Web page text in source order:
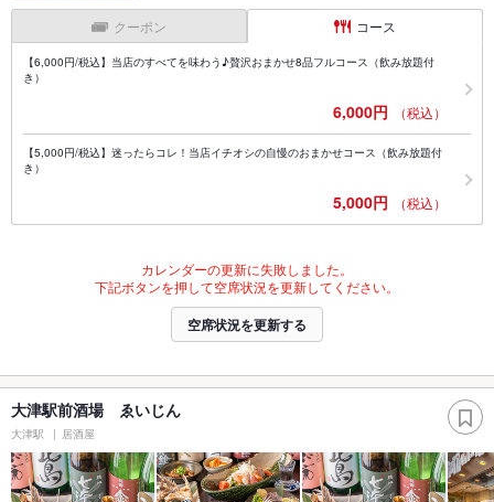
クーポン コース
【6,000円/税込】当店のすべてを味わう♪贅沢おまかせ8品フルコース（飲み放題付
き）
6,000円 （税込）
【5,000円/税込】迷ったらコレ！当店イチオシの自慢のおまかせコース（飲み放題付
き）
5,000円 （税込）
カレンダーの更新に失敗しました。
下記ボタンを押して空席状況を更新してください。
空席状況を更新する
大津駅前酒場 ゑいじん
大津駅 居酒屋